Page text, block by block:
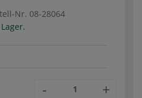
Nr. 08-28064
- +